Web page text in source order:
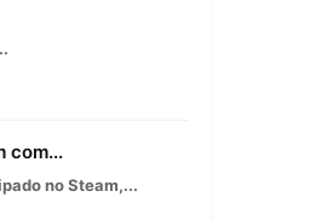
com...
no Steam,...